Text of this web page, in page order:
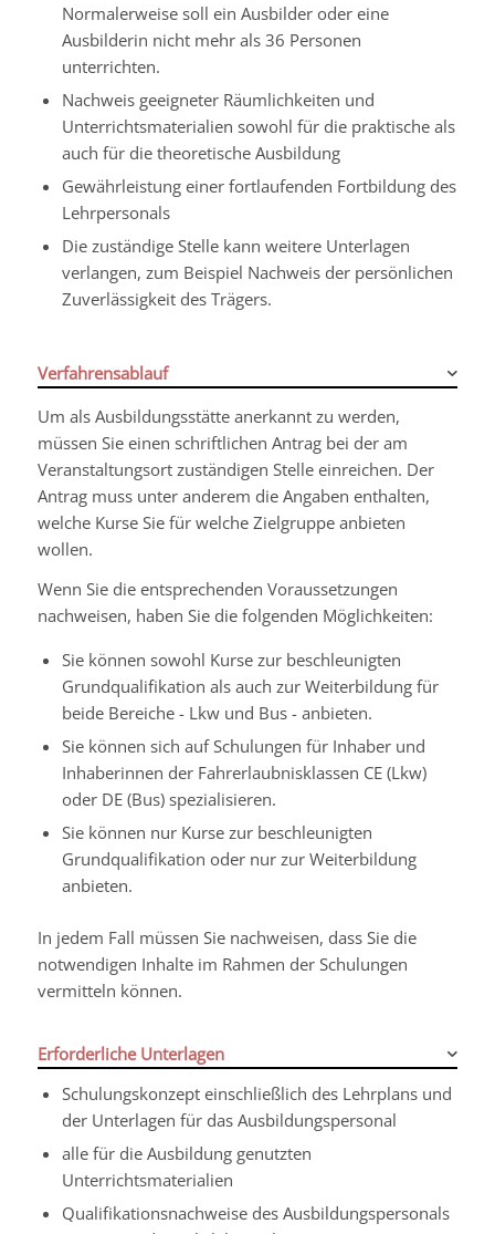
Normalerweise soll ein Ausbilder oder eine
Ausbilderin nicht mehr als 36 Personen
unterrichten.
Nachweis geeigneter Räumlichkeiten und
Unterrichtsmaterialien sowohl für die praktische als
auch für die theoretische Ausbildung
Gewährleistung einer fortlaufenden Fortbildung des
Lehrpersonals
Die zuständige Stelle kann weitere Unterlagen
verlangen, zum Beispiel Nachweis der persönlichen
Zuverlässigkeit des Trägers.
Verfahrensablauf
Um als Ausbildungsstätte anerkannt zu werden,
müssen Sie einen schriftlichen Antrag bei der am
Veranstaltungsort zuständigen Stelle einreichen. Der
Antrag muss unter anderem die Angaben enthalten,
welche Kurse Sie für welche Zielgruppe anbieten
wollen.
Wenn Sie die entsprechenden Voraussetzungen
nachweisen, haben Sie die folgenden Möglichkeiten:
Sie können sowohl Kurse zur beschleunigten
Grundqualifkation als auch zur Weiterbildung für
beide Bereiche - Lkw und Bus - anbieten.
Sie können sich auf Schulungen für Inhaber und
Inhaberinnen der Fahrerlaubnisklassen CE (Lkw)
oder DE (Bus) spezialisieren.
Sie können nur Kurse zur beschleunigten
Grundqualifikation oder nur zur Weiterbildung
anbieten.
In jedem Fall müssen Sie nachweisen, dass Sie die
notwendigen Inhalte im Rahmen der Schulungen
vermitteln können.
Erforderliche Unterlagen
Schulungskonzept einschließlich des Lehrplans und
der Unterlagen für das Ausbildungspersonal
alle für die Ausbildung genutzten
Unterrichtsmaterialien
Qualifikationsnachweise des Ausbildungspersonals